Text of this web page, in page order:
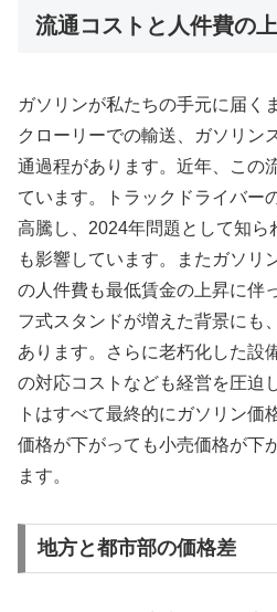
流通コストと人件費の
ガソリンが私たちの手元に届く
クローリーでの輸送、ガソリン
通過程があります。近年、この
ています。トラックドライバー
高騰し、2024年問題として知ら
も影響しています。またガソリ
の人件費も最低賃金の上昇に伴
フ式スタンドが増えた背景にも
あります。さらに老朽化した設
の対応コストなども経営を圧迫
トはすべて最終的にガソリン価
価格が下がっても小売価格が下
ます。
地方と都市部の価格差